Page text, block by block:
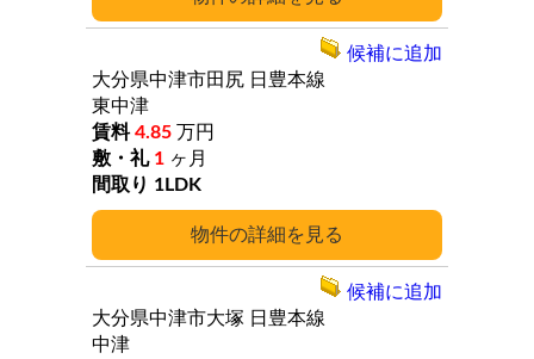
詳細
大分県中津市田尻 日豊本線
東中津
4.85 万円
1 ヶ月
1LDK
候補に追加
大分県中津市大塚 日豊本線
中津
候補に追加